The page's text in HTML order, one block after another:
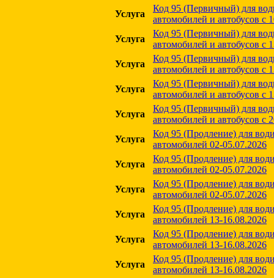
Услуга
Код 95 (Первичный) для
автомобилей и автобусов с
Услуга
Код 95 (Первичный) для
автомобилей и автобусов с
Услуга
Код 95 (Первичный) для
автомобилей и автобусов с
Услуга
Код 95 (Первичный) для
автомобилей и автобусов с
Услуга
Код 95 (Первичный) для
автомобилей и автобусов с
Услуга
Код 95 (Продление) для
автомобилей 02-05.07.2026
Услуга
Код 95 (Продление) для
автомобилей 02-05.07.2026
Услуга
Код 95 (Продление) для
автомобилей 02-05.07.2026
Услуга
Код 95 (Продление) для
автомобилей 13-16.08.2026
Услуга
Код 95 (Продление) для
автомобилей 13-16.08.2026
Услуга
Код 95 (Продление) для
автомобилей 13-16.08.2026